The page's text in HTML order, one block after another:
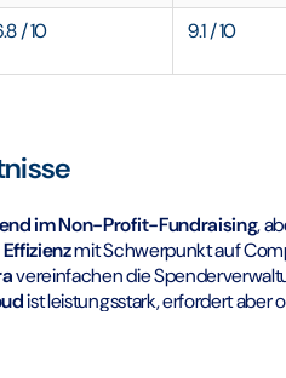
/ 10 9.1 / 10
im Non-Profit-Fundraising,
mit Schwerpunkt auf
vereinfachen die
ist leistungsstark, erfordert aber